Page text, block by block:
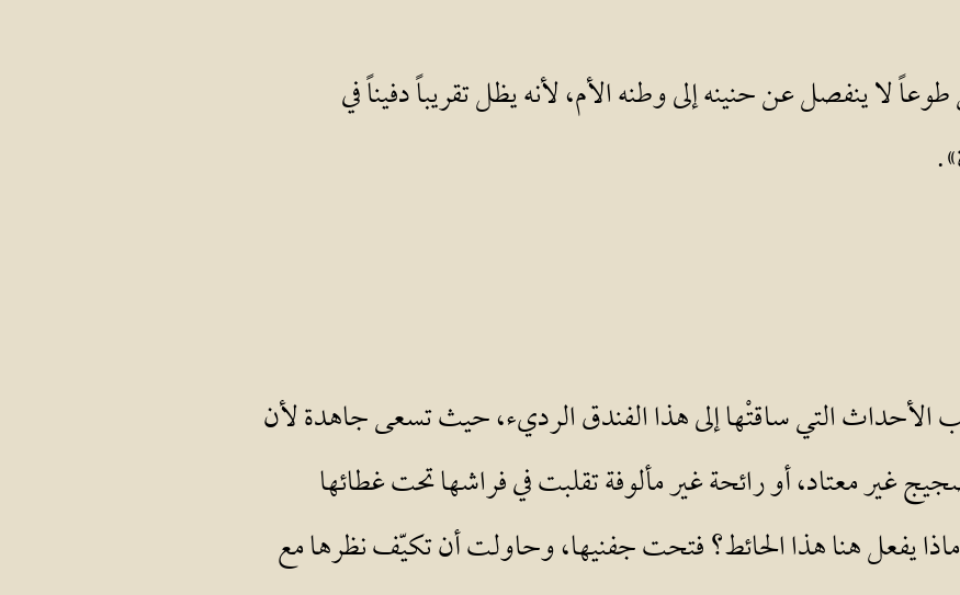
لا ينفصل عن حنينه إلى وطنه الأم، لأنه يظل تقريباً دفيناً في
التي ساقتْها إلى هذا الفندق الرديء، حيث تسعى جاهدة لأن
غير معتاد، أو رائحة غير مألوفة تقلبت في فراشها تحت غطائها
يفعل هنا هذا الحائط؟ فتحت جفنيها، وحاولت أن تكيّف نظرها مع